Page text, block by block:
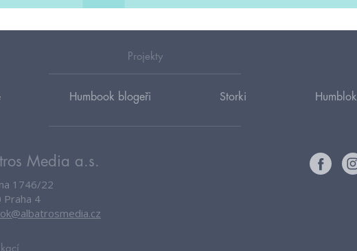
Projekty
Humbook blogeři Storki Humblok
Media a.s.
1746/22
Praha 4